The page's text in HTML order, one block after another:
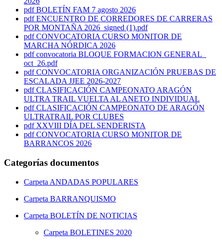
pdf BOLETÍN FAM 7 agosto 2026
pdf ENCUENTRO DE CORREDORES DE CARRERAS
POR MONTAÑA 2026_signed (1).pdf
pdf CONVOCATORIA CURSO MONITOR DE
MARCHA NÓRDICA 2026
pdf convocatoria BLOQUE FORMACION GENERAL_
oct_26.pdf
pdf CONVOCATORIA ORGANIZACIÓN PRUEBAS DE
ESCALADA JJEE 2026-2027
pdf CLASIFICACIÓN CAMPEONATO ARAGÓN
ULTRA TRAIL VUELTA AL ANETO INDIVIDUAL
pdf CLASIFICACIÓN CAMPEONATO DE ARAGÓN
ULTRATRAIL POR CLUBES
pdf XXVIII DÍA DEL SENDERISTA
pdf CONVOCATORIA CURSO MONITOR DE
BARRANCOS 2026
Categorías documentos
Carpeta ANDADAS POPULARES
Carpeta BARRANQUISMO
Carpeta BOLETÍN DE NOTICIAS
Carpeta BOLETINES 2020